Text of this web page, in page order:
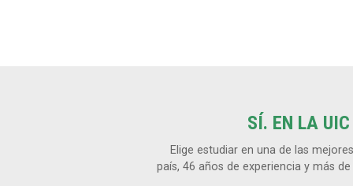
SÍ. EN LA
Elige estudiar en una de las
país, 46 años de experiencia y más